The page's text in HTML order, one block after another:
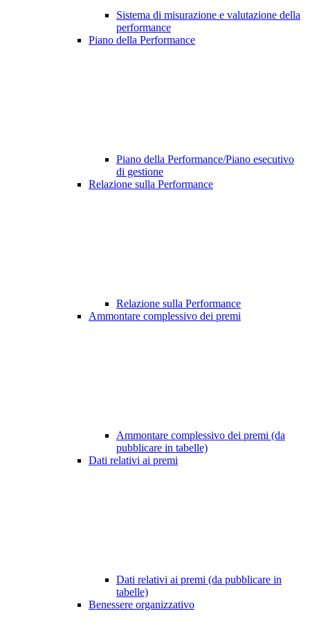
Sistema di misurazione e valutazione della
performance
Piano della Performance
Piano della Performance/Piano esecutivo
di gestione
Relazione sulla Performance
Relazione sulla Performance
Ammontare complessivo dei premi
Ammontare complessivo dei premi (da
pubblicare in tabelle)
Dati relativi ai premi
Dati relativi ai premi (da pubblicare in
tabelle)
Benessere organizzativo